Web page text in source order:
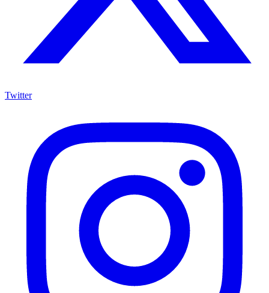
Twitter